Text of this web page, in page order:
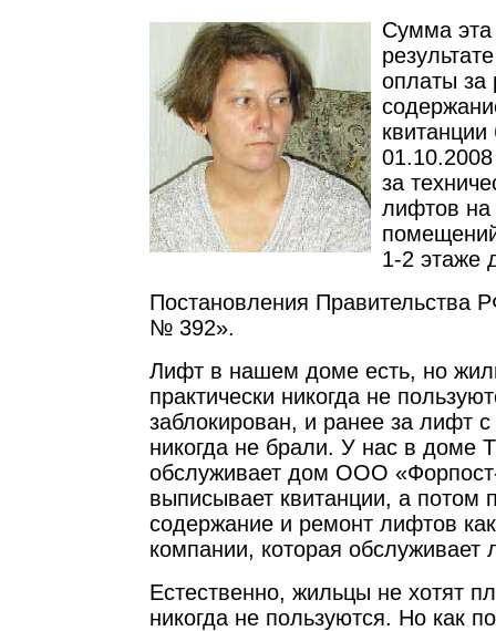
Сумма эта
оплаты за
01.10.2008
за
лифтов
1-2 этаже
Постановления Правительства
№ 392».
Лифт в нашем доме есть, но
практически никогда не
заблокирован, и ранее за лифт
никогда не брали. У нас в доме
обслуживает дом ООО
выписывает квитанции, а потом
содержание и ремонт лифтов
компании, которая обслуживает
Естественно, жильцы не хотят
никогда не пользуются. Но как